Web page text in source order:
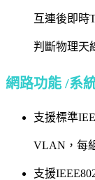
互連後即時
判斷物理天
網路功能 /系
支援標準
VLAN，每
支援